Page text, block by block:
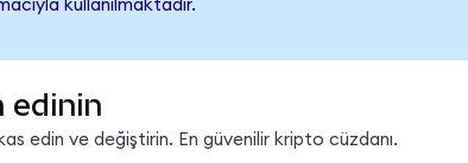
kullanılmaktadır.
edinin
edin ve değiştirin. En güvenilir kripto cüzdanı.